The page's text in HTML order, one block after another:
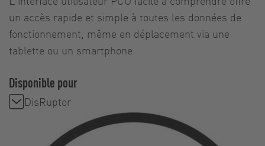
un accès rapide et simple à toutes les données de
fonctionnement, même en déplacement via une
tablette ou un smartphone.
Disponible pour
DisRuptor